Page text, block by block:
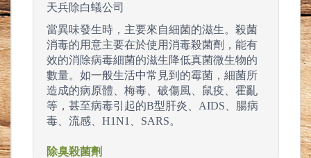
天兵除白蟻公司
當異味發生時，主要來自細菌的滋生。殺菌
消毒的用意主要在於使用消毒殺菌劑，能有
效的消除病毒細菌的滋生降低真菌微生物的
數量。如一般生活中常見到的霉菌，細菌所
造成的病原體、梅毒、破傷風、鼠疫、霍亂
等，甚至病毒引起的B型肝炎、AIDS、腸病
毒、流感、H1N1、SARS。
除臭殺菌劑